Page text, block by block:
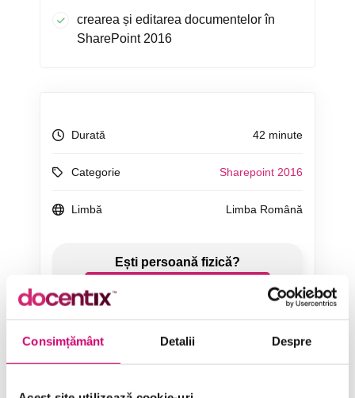
Consimțământ Detalii Despre
crearea și editarea documentelor în
SharePoint 2016
Durată 42 minute
Categorie Sharepoint 2016
Limbă Limba Română
ÎNCEARCĂ 7 ZILE GRATUIT
SOLICITĂ OFERTĂ